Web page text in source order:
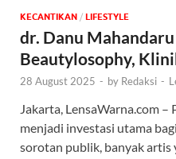
KECANTIKAN / ‎LIFESTYLE
dr. Danu
Beautylosophy,
28 August 2025 - by Redaksi -
Jakarta, LensaWarna.com –
menjadi investasi utama
sorotan publik, banyak artis